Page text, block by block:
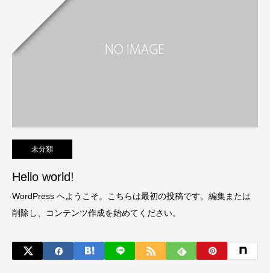
未分類
Hello world!
WordPress へようこそ。こちらは最初の投稿です。編集または
削除し、コンテンツ作成を始めてください。